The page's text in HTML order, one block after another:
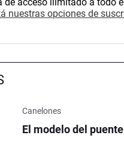
nuestras opciones de
Canelones
El modelo del